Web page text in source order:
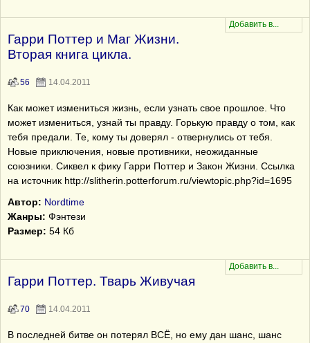
Гарри Поттер и Маг Жизни.
Вторая книга цикла.
56 14.04.2011
Как может измениться жизнь, если узнать свое прошлое. Что
может измениться, узнай ты правду. Горькую правду о том, как
тебя предали. Те, кому ты доверял - отвернулись от тебя.
Новые приключения, новые противники, неожиданные
союзники. Сиквел к фику Гарри Поттер и Закон Жизни. Ссылка
на источник http://slitherin.potterforum.ru/viewtopic.php?id=1695
Автор: Nordtime
Жанры: Фэнтези
Размер: 54 Кб
Гарри Поттер. Тварь Живучая
70 14.04.2011
В последней битве он потерял ВСЁ, но ему дан шанс, шанс